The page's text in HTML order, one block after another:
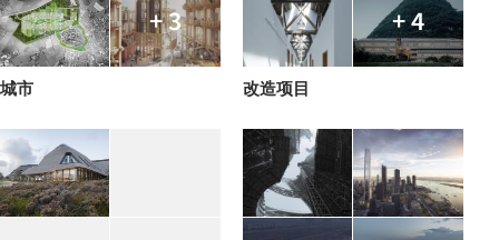
+ 3
城市
+ 4
改造项目